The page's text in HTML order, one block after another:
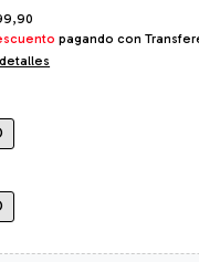
pagando con